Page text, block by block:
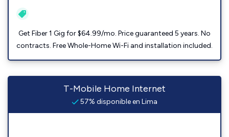
Get Fiber 1 Gig for $64.99/mo. Price guaranteed 5 years. No
contracts. Free Whole-Home Wi-Fi and installation included.
T-Mobile Home Internet
57% disponible en Lima